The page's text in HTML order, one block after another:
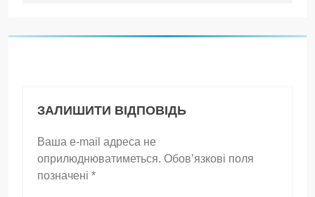
ЗАЛИШИТИ ВІДПОВІДЬ
Ваша e-mail адреса не
оприлюднюватиметься. Обов’язкові поля
позначені *